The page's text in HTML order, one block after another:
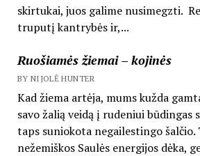
skirtukai, juos galime nusimegzti.
truputį kantrybės ir,...
Ruošiamės žiemai – kojinės
BY NIJOLĖ HUNTER
Kad žiema artėja, mums kužda
savo žalią veidą į rudeniui būdingas
taps suniokota negailestingo šalčio.
nežemiškos Saulės energijos dėka,